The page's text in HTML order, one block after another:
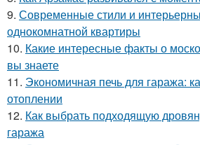
9. Современные стили и
однокомнатной квартиры
10. Какие интересные факты о
вы знаете
11. Экономичная печь для гаража:
отоплении
12. Как выбрать подходящую
гаража